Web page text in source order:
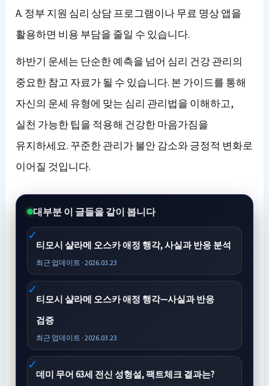
A. 정부 지원 심리 상담 프로그램이나 무료 명상 앱을
활용하면 비용 부담을 줄일 수 있습니다.
하반기 운세는 단순한 예측을 넘어 심리 건강 관리의
중요한 참고 자료가 될 수 있습니다. 본 가이드를 통해
자신의 운세 유형에 맞는 심리 관리법을 이해하고,
실천 가능한 팁을 적용해 건강한 마음가짐을
유지하세요. 꾸준한 관리가 불안 감소와 긍정적 변화로
이어질 것입니다.
대부분 이 글들을 같이 봅니다
티모시 샬라메 오스카 애정 행각, 사실과 반응 분석
최근 업데이트 · 2026.03.23
티모시 샬라메 오스카 애정 행각—사실과 반응
검증
최근 업데이트 · 2026.03.23
데미 무어 63세 전신 성형설, 팩트체크 결과는?